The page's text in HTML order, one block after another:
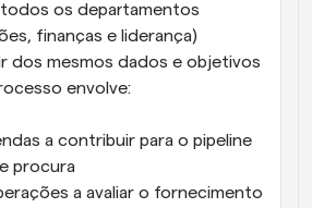
os departamentos
finanças e liderança)
dos mesmos dados e objetivos
envolve:
a contribuir para o pipeline
procura
a avaliar o fornecimento